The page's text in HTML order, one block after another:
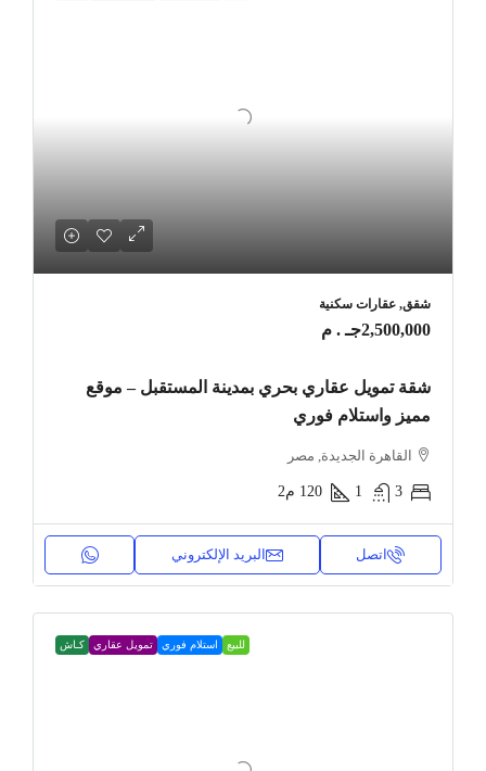
شقق, عقارات سكنية
2,500,000جـ . م
شقة تمويل عقاري بحري بمدينة المستقبل – موقع
مميز واستلام فوري
القاهرة الجديدة, مصر
3
1
120 م2
اتصل البريد الإلكتروني
للبيع استلام فوري تمويل عقاري كـاش